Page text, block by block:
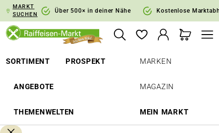
Zur Hauptnavigation springen
MARKT
SUCHEN
Über 500× in deiner Nähe Kostenlose
SORTIMENT PROSPEKT
ANGEBOTE
THEMENWELTEN
MARKEN
MAGAZIN
MEIN MARKT